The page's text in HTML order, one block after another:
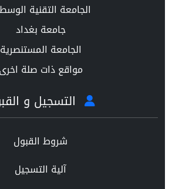
الجامعة التقنية
جامعة بغداد
الجامعة المستنصرية
مواقع ذات صلة اخرى
التسجيل و
شروط القبول
آلية التسجيل